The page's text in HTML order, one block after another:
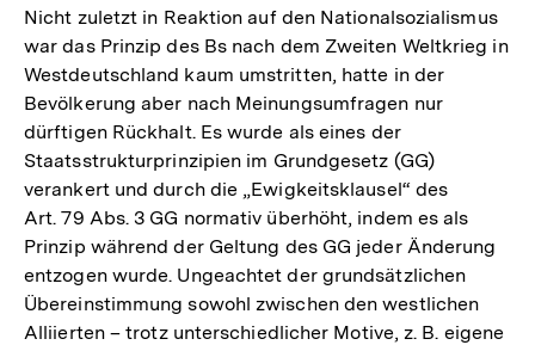
Nicht zuletzt in Reaktion auf den Nationalsozialismus
war das Prinzip des Bs nach dem Zweiten Weltkrieg in
Westdeutschland kaum umstritten, hatte in der
Bevölkerung aber nach Meinungsumfragen nur
dürftigen Rückhalt. Es wurde als eines der
Staatsstrukturprinzipien im Grundgesetz (GG)
verankert und durch die „Ewigkeitsklausel“ des
Art. 79 Abs. 3 GG normativ überhöht, indem es als
Prinzip während der Geltung des GG jeder Änderung
entzogen wurde. Ungeachtet der grundsätzlichen
Übereinstimmung sowohl zwischen den westlichen
Alliierten – trotz unterschiedlicher Motive, z. B. eigene